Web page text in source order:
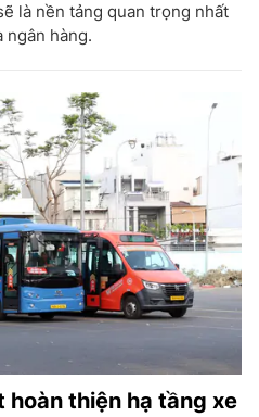
là nền tảng quan trọng nhất
ngân hàng.
hoàn thiện hạ tầng xe